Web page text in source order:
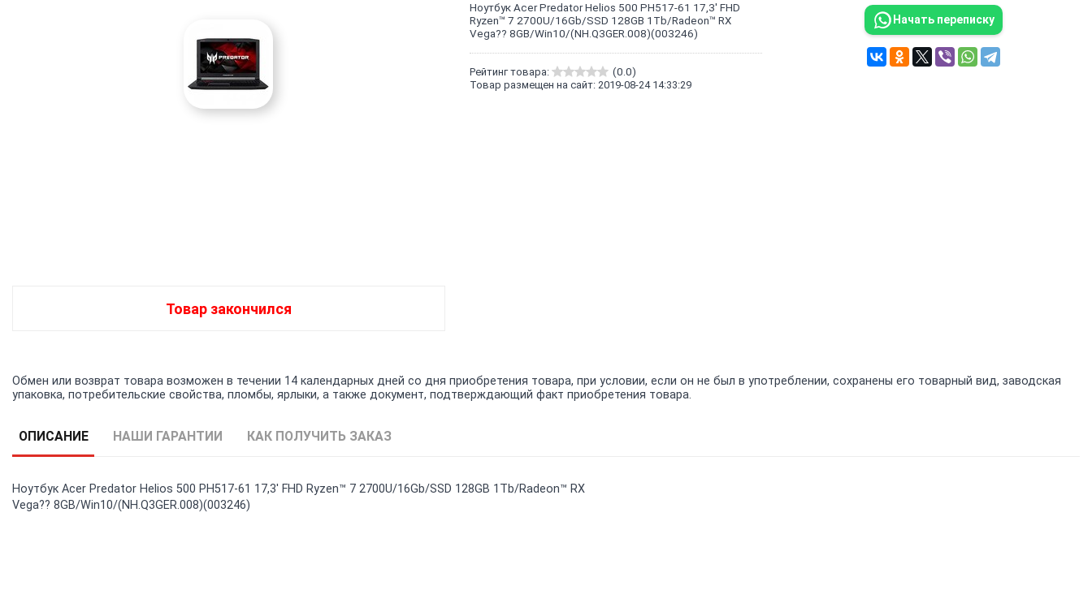
Товар закончился
Ноутбук Acer Predator Helios 500 PH517-61 17,3' FHD
Ryzen™ 7 2700U/16Gb/SSD 128GB 1Tb/Radeon™ RX
Vega?? 8GB/Win10/(NH.Q3GER.008)(003246)
Рейтинг товара:
(0.0)
Товар размещен на сайт: 2019-08-24 14:33:29
Начать переписку
Обмен или возврат товара возможен в течении 14 календарных дней со дня приобретения товара, при условии, если он не был в употреблении, сохранены его товарный вид, заводская
упаковка, потребительские свойства, пломбы, ярлыки, а также документ, подтверждающий факт приобретения товара.
ОПИСАНИЕ НАШИ ГАРАНТИИ КАК ПОЛУЧИТЬ ЗАКАЗ
Ноутбук Acer Predator Helios 500 PH517-61 17,3' FHD Ryzen™ 7 2700U/16Gb/SSD 128GB 1Tb/Radeon™ RX
Vega?? 8GB/Win10/(NH.Q3GER.008)(003246)